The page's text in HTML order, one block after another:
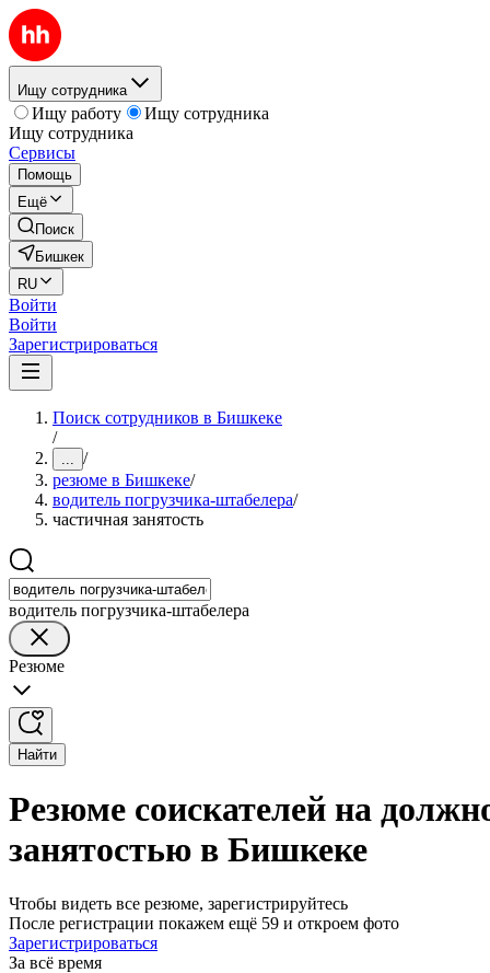
Ищу сотрудника
Ищу работу
Ищу сотрудника
Ищу сотрудника
Сервисы
Помощь
Ещё
Поиск
Бишкек
RU
Войти
Войти
Зарегистрироваться
Поиск сотрудников в Бишкеке
/
... /
резюме в Бишкеке/
водитель погрузчика-штабелера/
частичная занятость
водитель погрузчика-штабелера
Резюме
Найти
Резюме соискателей на
занятостью в Бишкеке
Чтобы видеть все резюме, зарегистрируйтесь
После регистрации покажем ещё 59 и откроем фото
Зарегистрироваться
За всё время